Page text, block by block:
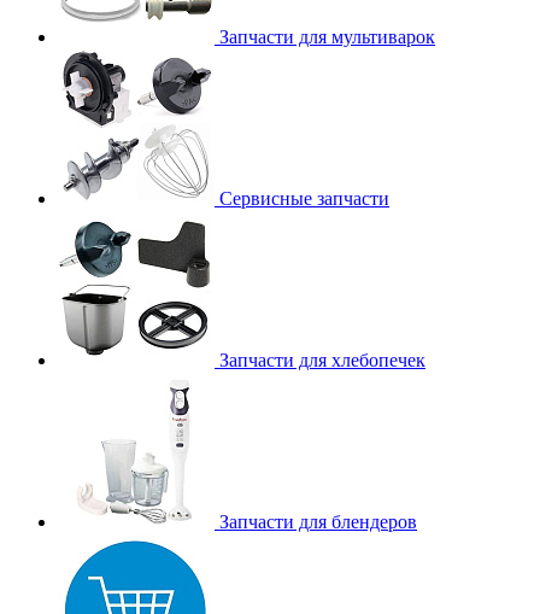
Запчасти для мультиварок
Сервисные запчасти
Запчасти для хлебопечек
Запчасти для блендеров